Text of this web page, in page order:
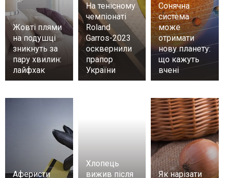
Жовті плями
на подушці
зникнуть за
пару хвилин:
лайфхак
На тенісному
чемпіонаті
Roland
Garros-2023
осквернили
прапор
України
Сонячна
система
може
отримати
нову планету:
що кажуть
вчені
Аферисти
Хлопець
вижив після
Як нарізати